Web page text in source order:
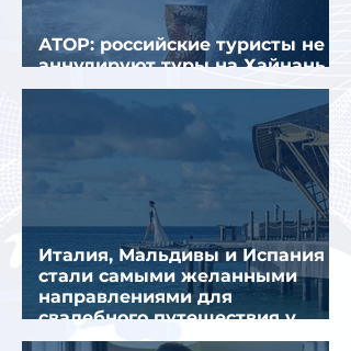
АТОР: российские туристы не
аннулируют туры на Хайнань
из-за тайфуна «Дельфин»
Италия, Мальдивы и Испания
стали самыми желанными
направлениями для
свадебного путешествия у
россиян